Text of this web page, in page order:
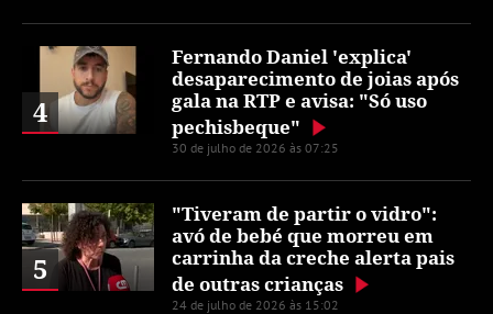
4
Fernando Daniel 'explica'
desaparecimento de joias após
gala na RTP e avisa: "Só uso
pechisbeque"
30 de julho de 2026 às 07:25
5
"Tiveram de partir o vidro":
avó de bebé que morreu em
carrinha da creche alerta pais
de outras crianças
24 de julho de 2026 às 15:02